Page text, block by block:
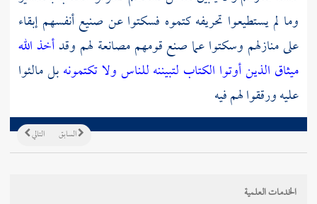
وما لم يستطيعوا تحريفه كتموه فسكتوا عن صنيع أنفسهم إبقاء
على منازلهم وسكتوا عما صنع قومهم مصانعة لهم وقدأخذ الله
ميثاق الذين أوتوا الكتاب لتبيننه للناس ولا تكتمونهبل مالئوا
عليه ورققوا لهم فيه
التالي السابق
الخدمات العلمية